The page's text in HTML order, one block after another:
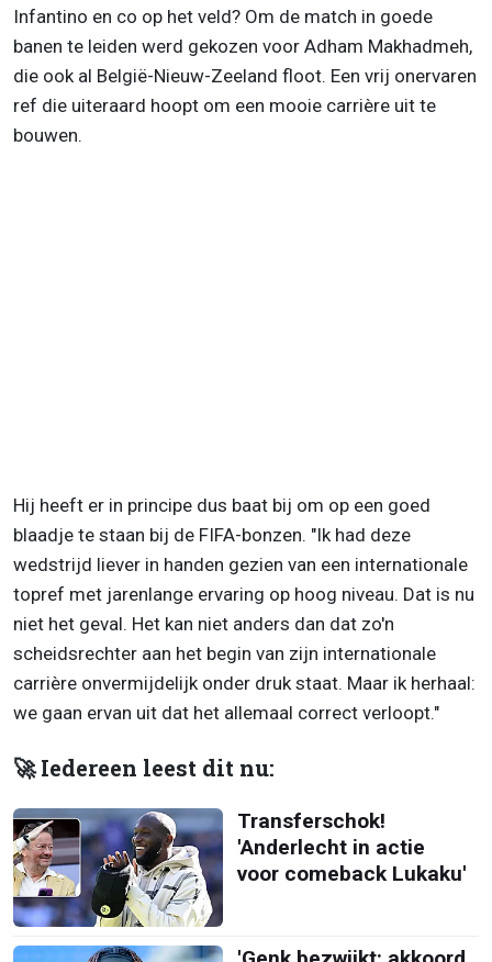
Infantino en co op het veld? Om de match in goede
banen te leiden werd gekozen voor Adham Makhadmeh,
die ook al België-Nieuw-Zeeland floot. Een vrij onervaren
ref die uiteraard hoopt om een mooie carrière uit te
bouwen.
Hij heeft er in principe dus baat bij om op een goed
blaadje te staan bij de FIFA-bonzen. "Ik had deze
wedstrijd liever in handen gezien van een internationale
topref met jarenlange ervaring op hoog niveau. Dat is nu
niet het geval. Het kan niet anders dan dat zo'n
scheidsrechter aan het begin van zijn internationale
carrière onvermijdelijk onder druk staat. Maar ik herhaal:
we gaan ervan uit dat het allemaal correct verloopt."
🚀 Iedereen leest dit nu:
Transferschok!
'Anderlecht in actie
voor comeback Lukaku'